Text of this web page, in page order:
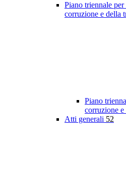
Piano triennale
corruzione e della
Piano
corruzione
Atti generali 52